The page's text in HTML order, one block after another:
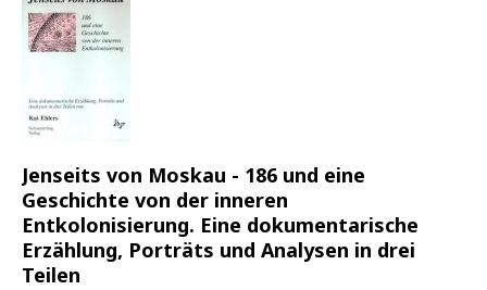
Jenseits von Moskau - 186 und eine
Geschichte von der inneren
Entkolonisierung. Eine dokumentarische
Erzählung, Porträts und Analysen in drei
Teilen